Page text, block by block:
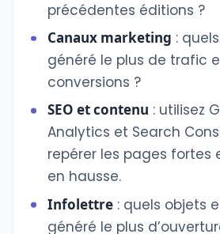
précédentes éditions ?
Canaux marketing :
généré le plus de trafic
conversions ?
SEO et contenu : utilisez
Analytics et Search
repérer les pages fortes
en hausse.
Infolettre : quels objets
généré le plus